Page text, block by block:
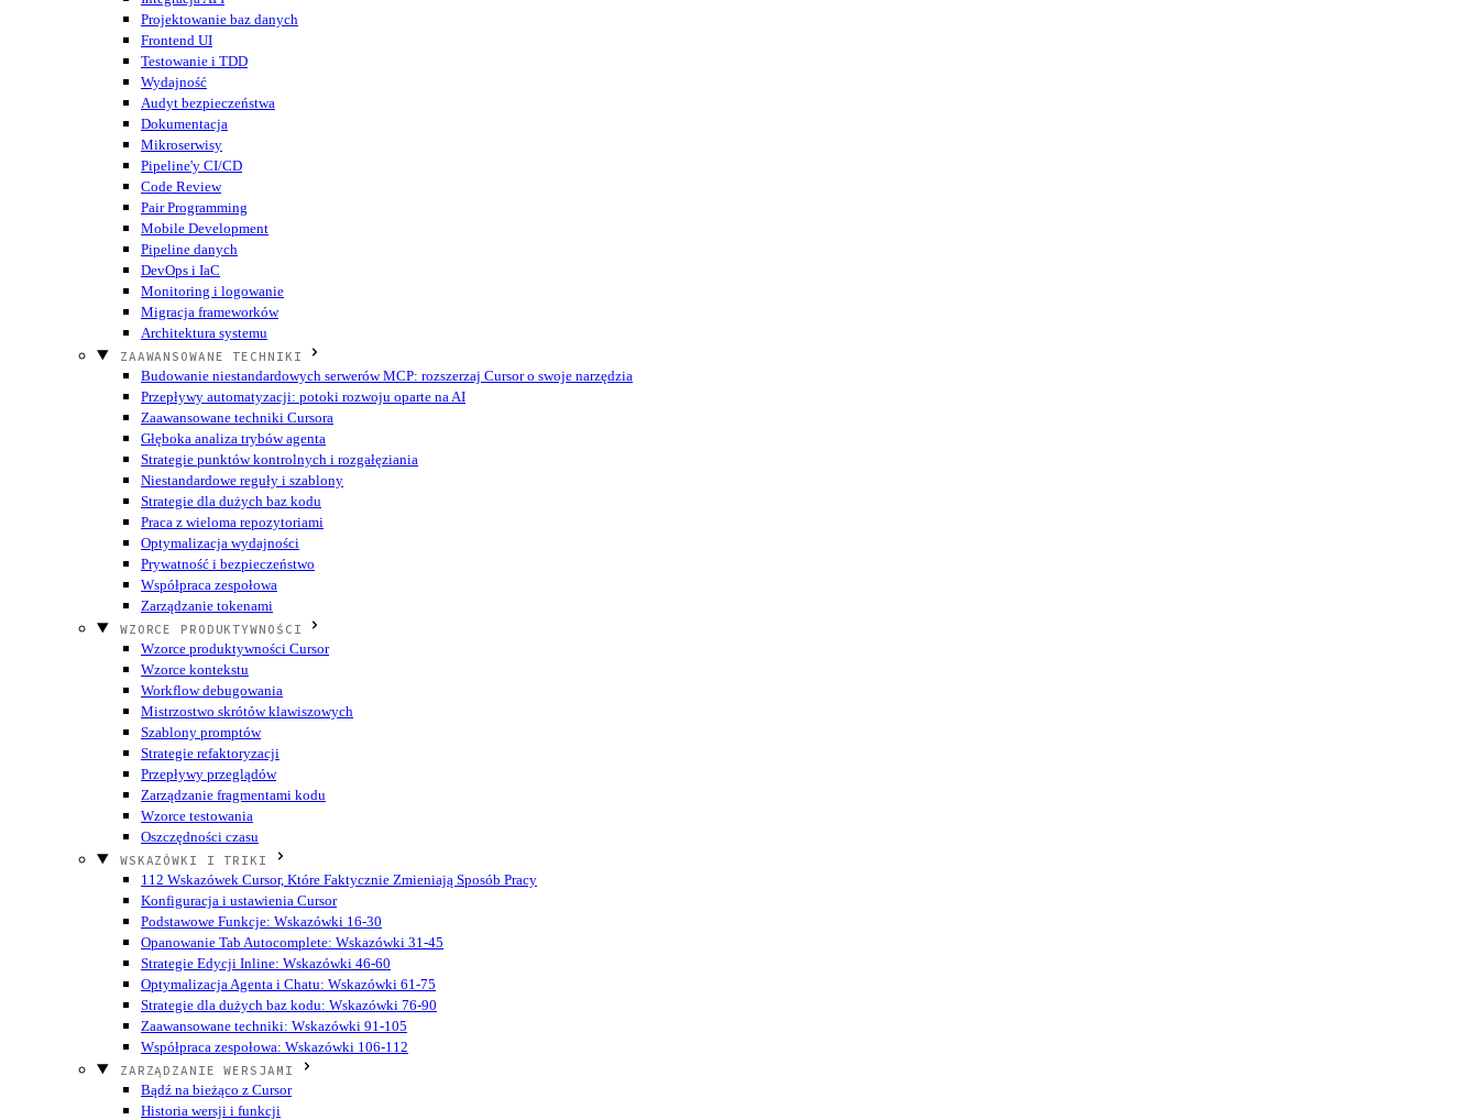
Projektowanie baz danych
Frontend UI
Testowanie i TDD
Wydajność
Audyt bezpieczeństwa
Dokumentacja
Mikroserwisy
Pipeline'y CI/CD
Code Review
Pair Programming
Mobile Development
Pipeline danych
DevOps i IaC
Monitoring i logowanie
Migracja frameworków
Architektura systemu
ZAAWANSOWANE TECHNIKI
Budowanie niestandardowych serwerów MCP: rozszerzaj Cursor o swoje narzędzia
Przepływy automatyzacji: potoki rozwoju oparte na AI
Zaawansowane techniki Cursora
Głęboka analiza trybów agenta
Strategie punktów kontrolnych i rozgałęziania
Niestandardowe reguły i szablony
Strategie dla dużych baz kodu
Praca z wieloma repozytoriami
Optymalizacja wydajności
Prywatność i bezpieczeństwo
Współpraca zespołowa
Zarządzanie tokenami
WZORCE PRODUKTYWNOŚCI
Wzorce produktywności Cursor
Wzorce kontekstu
Workflow debugowania
Mistrzostwo skrótów klawiszowych
Szablony promptów
Strategie refaktoryzacji
Przepływy przeglądów
Zarządzanie fragmentami kodu
Wzorce testowania
Oszczędności czasu
WSKAZÓWKI I TRIKI
112 Wskazówek Cursor, Które Faktycznie Zmieniają Sposób Pracy
Konfiguracja i ustawienia Cursor
Podstawowe Funkcje: Wskazówki 16-30
Opanowanie Tab Autocomplete: Wskazówki 31-45
Strategie Edycji Inline: Wskazówki 46-60
Optymalizacja Agenta i Chatu: Wskazówki 61-75
Strategie dla dużych baz kodu: Wskazówki 76-90
Zaawansowane techniki: Wskazówki 91-105
Współpraca zespołowa: Wskazówki 106-112
ZARZĄDZANIE WERSJAMI
Bądź na bieżąco z Cursor
Historia wersji i funkcji